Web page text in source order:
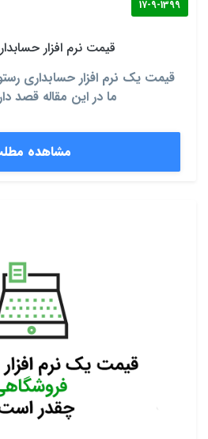
17-9-1399
قیمت نرم افزار
قیمت یک نرم افزار حسابداری
ما در این مقاله قصد
مشاهده